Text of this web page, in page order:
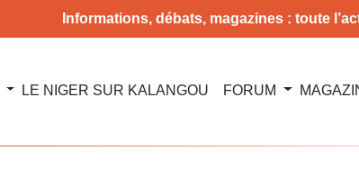
Informations, débats, magazines : toute
LE NIGER SUR KALANGOU FORUM